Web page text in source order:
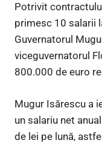
Potrivit
primesc 10 salarii
Guvernatorul
viceguvernatorul
800.000 de euro
Mugur Isărescu a
un salariu net
de lei pe lună,